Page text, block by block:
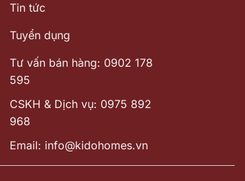
Tin tức
Tuyển dụng
Tư vấn bán hàng: 0902 178
595
CSKH & Dịch vụ: 0975 892
968
Email: info@kidohomes.vn